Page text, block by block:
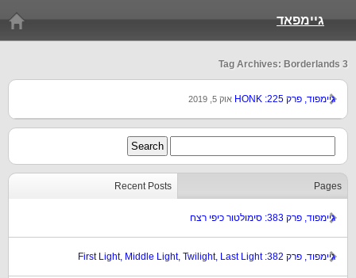
גיימפאד
Tag Archives: Borderlands 3
גיימפוד, פרק 225: HONK אוק 5, 2019
Recent Posts Pages
גיימפוד, פרק 383: סימולטור כיפי רצח
גיימפוד, פרק 382: First Light, Middle Light, Twilight, Last Light